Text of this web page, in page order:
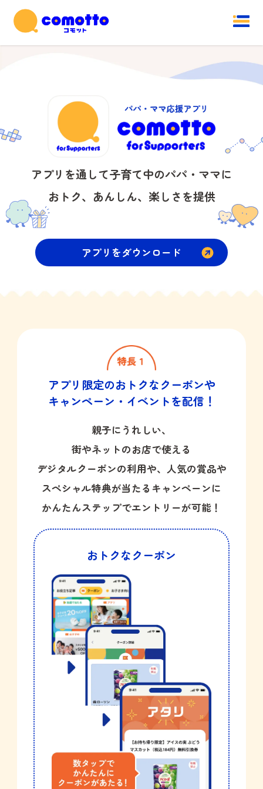
アプリを通して子育て中のパパ・ママに
おトク、あんしん、楽しさを提供
アプリをダウンロード
アプリ限定のおトクなクーポンや
キャンペーン・イベントを配信！
親子にうれしい、
街やネットのお店で使える
デジタルクーポンの利用や、人気の賞品や
スペシャル特典が当たるキャンペーンに
かんたんステップでエントリーが可能！
おトクなクーポン